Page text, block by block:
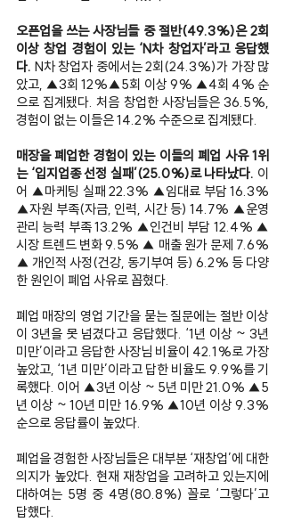
오픈업을 쓰는 사장님들 중 절반(49.3%)은 2회
이상 창업 경험이 있는 ‘N차 창업자’라고 응답했
다. N차 창업자 중에서는 2회(24.3%)가 가장 많
았고, ▲3회 12%▲5회 이상 9% ▲4회 4% 순
으로 집계됐다. 처음 창업한 사장님들은 36.5%,
경험이 없는 이들은 14.2% 수준으로 집계됐다.
매장을 폐업한 경험이 있는 이들의 폐업 사유 1위
는 ‘입지업종 선정 실패’(25.0%)로 나타났다. 이
어 ▲마케팅 실패 22.3% ▲임대료 부담 16.3%
▲자원 부족(자금, 인력, 시간 등) 14.7% ▲운영
관리 능력 부족 13.2% ▲인건비 부담 12.4% ▲
시장 트렌드 변화 9.5% ▲ 매출 원가 문제 7.6%
▲ 개인적 사정(건강, 동기부여 등) 6.2% 등 다양
한 원인이 폐업 사유로 꼽혔다.
폐업 매장의 영업 기간을 묻는 질문에는 절반 이상
이 3년을 못 넘겼다고 응답했다. ‘1년 이상 ~ 3년
미만’이라고 응답한 사장님 비율이 42.1%로 가장
높았고, ‘1년 미만’이라고 답한 비율도 9.9%를 기
록했다. 이어 ▲3년 이상 ~ 5년 미만 21.0% ▲5
년 이상 ~ 10년 미만 16.9% ▲10년 이상 9.3%
순으로 응답률이 높았다.
폐업을 경험한 사장님들은 대부분 ‘재창업’에 대한
의지가 높았다. 현재 재창업을 고려하고 있는지에
대하여는 5명 중 4명(80.8%) 꼴로 ‘그렇다’고
답했다.